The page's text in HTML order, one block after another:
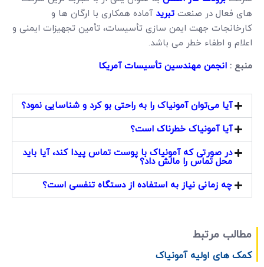
های فعال در صنعت تبرید آماده همکاری با ارگان ها و
کارخانجات جهت ایمن سازی تأسیسات، تأمین تجهیزات ایمنی و
اعلام و اطفاء خطر می باشد.
منبع : انجمن مهندسین تأسیسات آمریکا
آیا می‌توان آمونیاک را به راحتی بو کرد و شناسایی نمود؟
آیا آمونیاک خطرناک است؟
در صورتی که آمونیاک با پوست تماس پیدا کند، آیا باید
محل تماس را مالش داد؟
چه زمانی نیاز به استفاده از دستگاه تنفسی است؟
مطالب مرتبط
کمک های اولیه آمونیاک